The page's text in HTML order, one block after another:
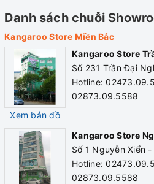
Dùng được cho mọi bếp
Nồi inox Kangaroo KG28S1
thể dùng trên bếp từ, bếp gas,
bếp halogen.
Danh sách chuỗi
Kangaroo Store Miền Bắc
Xem bản đồ
Kangaroo Store
Số 231 Trần Đại
Hotline:
02873.09.5588
Kangaroo Store
Số 1 Nguyễn Xiển
Hotline:
02873.09.5588